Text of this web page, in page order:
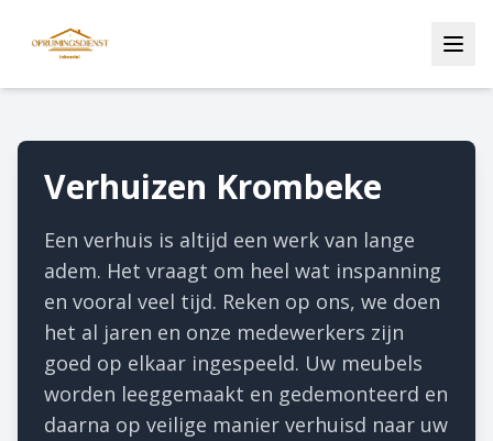
Verhuizen Krombeke
Een verhuis is altijd een werk van lange
adem. Het vraagt om heel wat inspanning
en vooral veel tijd. Reken op ons, we doen
het al jaren en onze medewerkers zijn
goed op elkaar ingespeeld. Uw meubels
worden leeggemaakt en gedemonteerd en
daarna op veilige manier verhuisd naar uw